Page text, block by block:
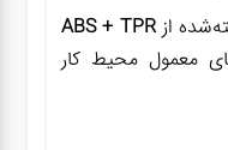
ازABS + TPR
معمول محیط کار